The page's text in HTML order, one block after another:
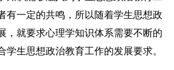
有一定的共鸣，所以随着学生思想政
，就要求心理学知识体系需要不断的
学生思想政治教育工作的发展要求。